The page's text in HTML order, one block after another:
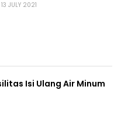
13 JULY 2021
Isi Ulang Air Minum